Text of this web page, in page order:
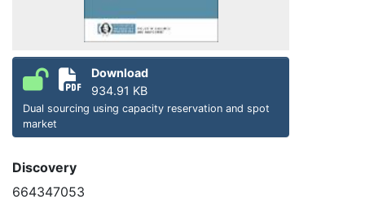
Download
934.91 KB
Dual sourcing using capacity reservation and spot
market
Discovery
664347053